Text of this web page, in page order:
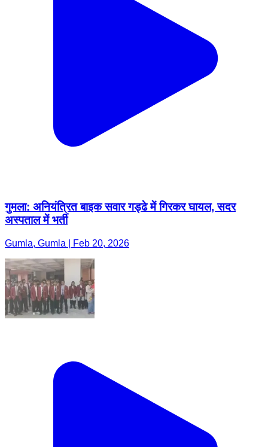
गुमला: अनियंत्रित बाइक सवार गड्ढे में गिरकर घायल, सदर
अस्पताल में भर्ती
Gumla, Gumla | Feb 20, 2026